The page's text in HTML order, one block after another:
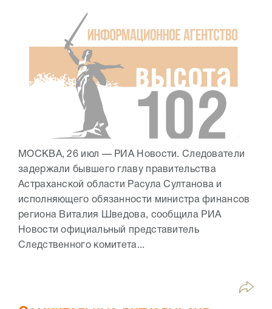
МОСКВА, 26 июл — РИА Новости. Следователи
задержали бывшего главу правительства
Астраханской области Расула Султанова и
исполняющего обязанности министра финансов
региона Виталия Шведова, сообщила РИА
Новости официальный представитель
Следственного комитета...